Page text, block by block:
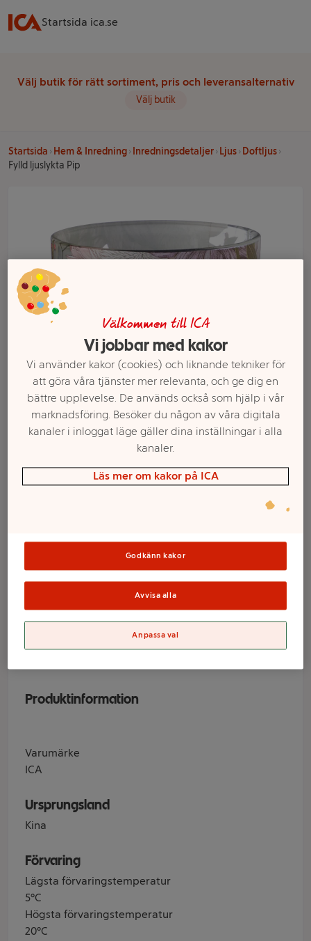
Startsida ica.se
Välj butik för rätt sortiment, pris och leveransalternativ
Välj butik
Startsida Hem & Inredning Inredningsdetaljer Ljus
Doftljus
Fylld ljuslykta Pip
Fylld ljuslykta Pip
Produktinformation
Varumärke
ICA
Ursprungsland
Kina
Förvaring
Lägsta förvaringstemperatur
5°C
Högsta förvaringstemperatur
20°C
Välkommen till ICA
Vi jobbar med kakor
Vi använder kakor (cookies) och liknande tekniker för
att göra våra tjänster mer relevanta, och ge dig en
bättre upplevelse. De används också som hjälp i vår
marknadsföring. Besöker du någon av våra digitala
kanaler i inloggat läge gäller dina inställningar i alla
kanaler.
Läs mer om kakor på ICA
Godkänn kakor
Avvisa alla
Anpassa val